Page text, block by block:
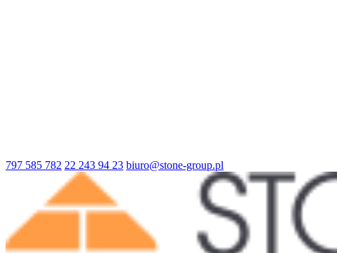
797 585 782 22 243 94 23 biuro@stone-group.pl